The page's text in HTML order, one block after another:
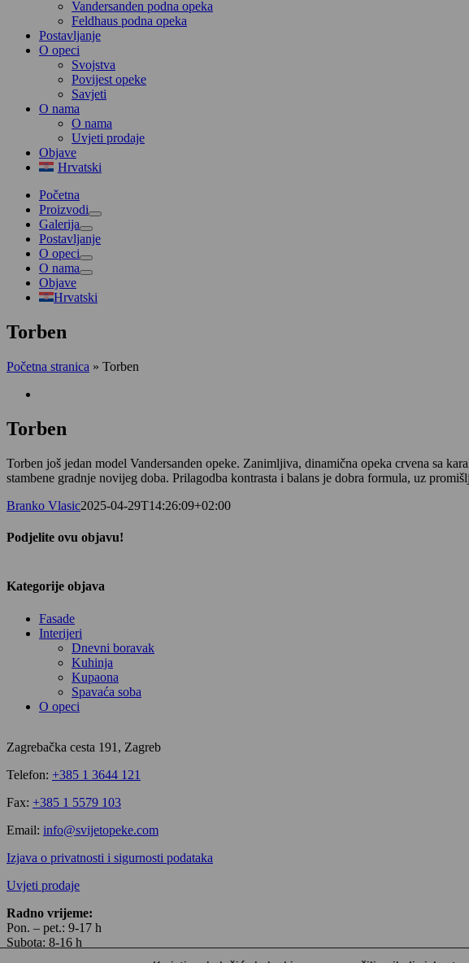
Vandersanden podna opeka
Feldhaus podna opeka
Postavljanje
O opeci
Svojstva
Povijest opeke
Savjeti
O nama
O nama
Uvjeti prodaje
Objave
Hrvatski
Početna
Proizvodi
Galerija
Postavljanje
O opeci
O nama
Objave
Hrvatski
Torben
Početna stranica » Torben
Image
Torben
Torben još jedan model Vandersanden opeke. Zanimljiva, dinamična opeka crvena sa
stambene gradnje novijeg doba. Prilagodba kontrasta i balans je dobra formula, uz
Branko Vlasic2025-04-29T14:26:09+02:00
Podjelite ovu objavu!
Kategorije objava
Fasade
Interijeri
Dnevni boravak
Kuhinja
Kupaona
Spavaća soba
O opeci
Zagrebačka cesta 191, Zagreb
Telefon: +385 1 3644 121
Fax: +385 1 5579 103
Email: info@svijetopeke.com
Izjava o privatnosti i sigurnosti podataka
Uvjeti prodaje
Radno vrijeme:
Pon. – pet.: 9-17 h
Subota: 8-16 h